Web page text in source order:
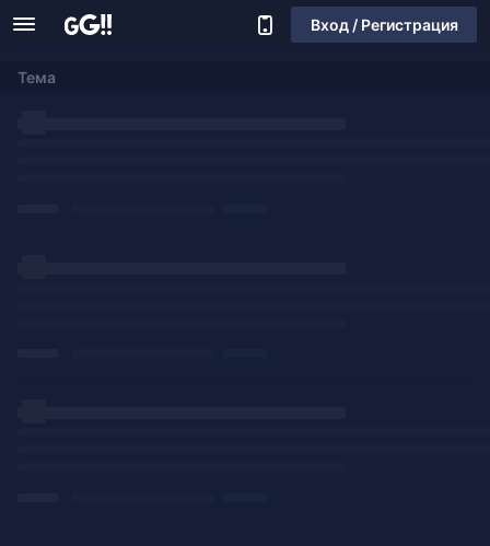
Вход / Регистрация
Тема